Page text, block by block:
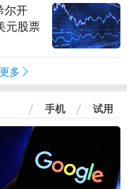
尔开
元股票
多
手机 试用